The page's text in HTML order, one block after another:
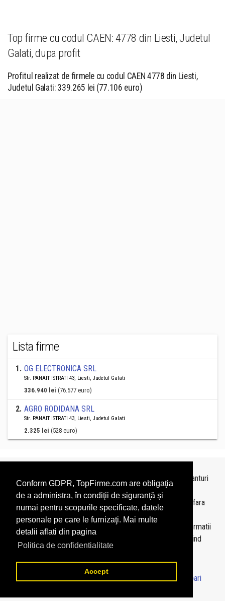
Conform GDPR, TopFirme.com are obligaţia
de a administra, în condiţii de siguranţă şi
numai pentru scopurile specificate, datele
personale pe care le furnizaţi. Mai multe
detalii aflati din pagina
Politica de confidentialitate
Accept
Top firme cu codul CAEN: 4778 din Liesti, Judetul
Galati, dupa profit
Profitul realizat de firmele cu codul CAEN 4778 din Liesti,
Judetul Galati: 339.265 lei (77.106 euro)
Lista firme
1. OG ELECTRONICA SRL
Str. PANAIT ISTRATI 43, Liesti, Judetul Galati
336.940 lei (76.577 euro)
2. AGRO RODIDANA SRL
Str. PANAIT ISTRATI 43, Liesti, Judetul Galati
2.325 lei (528 euro)
Topurile sunt realizate deTopFirme
pe baza ultimelor bilanturi
depuse si au scop informativ.
Este interzisa folosirea topurilor fara acordul TopFirme si fara
precizarea sursei.
Daca doriti sa achizitionati
topuri personalizate
sau informatii
despre agentii economici va rugam sa ne contactati folosind
sectiunea Contact
© 2026 - TopFirme -Termeni si conditii-Contact-Intrebari